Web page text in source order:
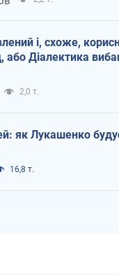
і, схоже,
або Діалектика
2,0 т.
як Лукашенко
16,8 т.